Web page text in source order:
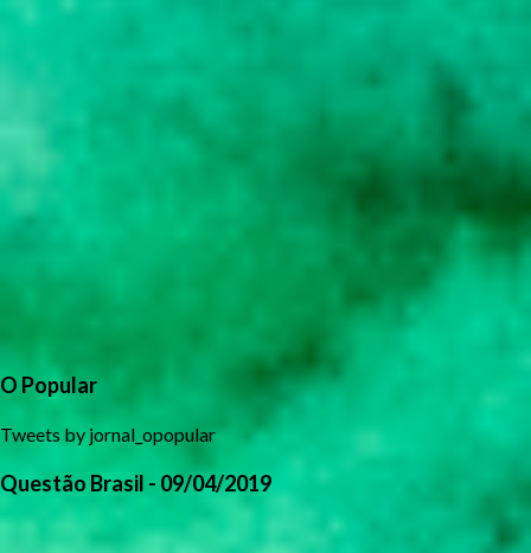
O Popular
Tweets by jornal_opopular
Questão Brasil - 09/04/2019